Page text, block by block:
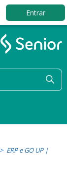
Entrar
ERP e GO UP |